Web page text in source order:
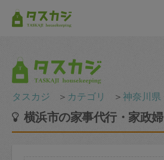
タスカジ ＞ カテゴリ ＞神奈川県
横浜市の家事代行・家政婦